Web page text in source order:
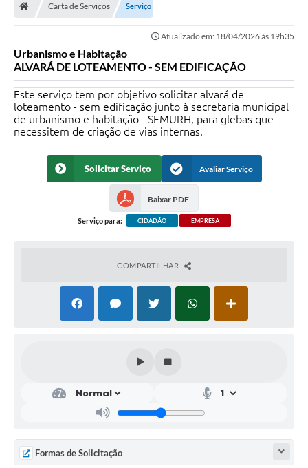
Carta de Serviços Serviço
Atualizado em: 18/04/2026 às 19h35
Urbanismo e Habitação
ALVARÁ DE LOTEAMENTO - SEM EDIFICAÇÃO
Este serviço tem por objetivo solicitar alvará de
loteamento - sem edificação junto à secretaria municipal
de urbanismo e habitação - SEMURH, para glebas que
necessitem de criação de vias internas.
Solicitar Serviço Avaliar Serviço
Baixar PDF
Serviço para: CIDADÃO EMPRESA
COMPARTILHAR
Formas de Solicitação